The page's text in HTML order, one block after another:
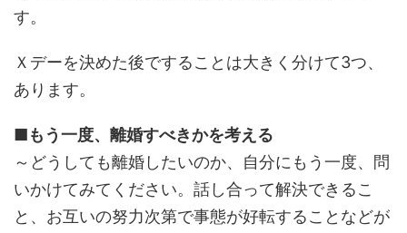
す。
Ｘデーを決めた後ですることは大きく分けて3つ、
あります。
■もう一度、離婚すべきかを考える
～どうしても離婚したいのか、自分にもう一度、問
いかけてみてください。話し合って解決できるこ
と、お互いの努力次第で事態が好転することなどが